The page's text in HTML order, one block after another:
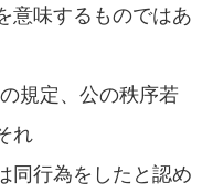
意味するものではあ
規定、公の秩序若
れ
同行為をしたと認め